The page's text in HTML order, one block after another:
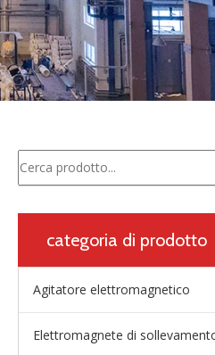
categoria di prodotto
Agitatore elettromagnetico
Elettromagnete di